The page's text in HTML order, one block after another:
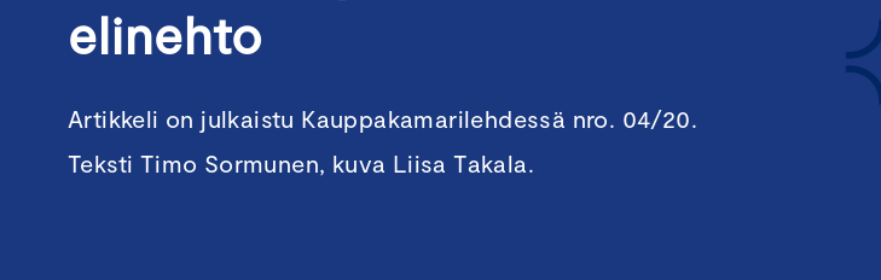
elinehto
Artikkeli on julkaistu Kauppakamarilehdessä nro. 04/20.
Teksti Timo Sormunen, kuva Liisa Takala.